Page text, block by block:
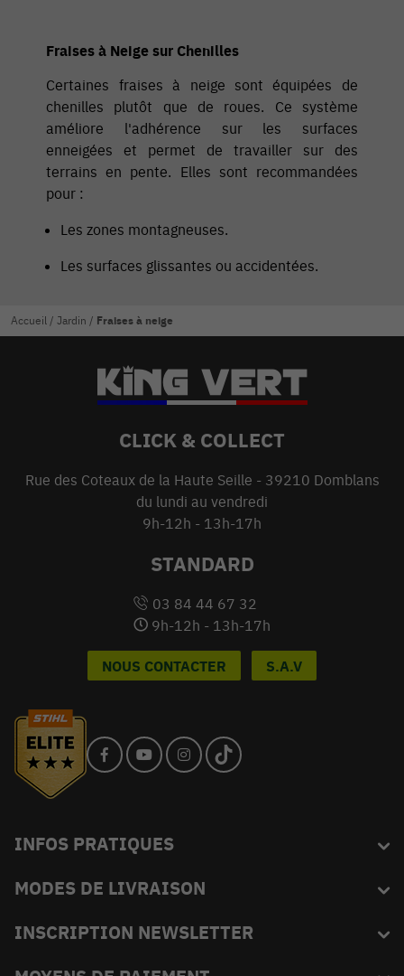
Fraises à Neige sur Chenilles
Certaines fraises à neige sont équipées de
chenilles plutôt que de roues. Ce système
améliore l'adhérence sur les surfaces
enneigées et permet de travailler sur des
terrains en pente. Elles sont recommandées
pour :
Les zones montagneuses.
Les surfaces glissantes ou accidentées.
Accueil / Jardin / Fraises à neige
CLICK & COLLECT
Rue des Coteaux de la Haute Seille - 39210 Domblans
du lundi au vendredi
9h-12h - 13h-17h
STANDARD
03 84 44 67 32
9h-12h - 13h-17h
NOUS CONTACTER S.A.V
INFOS PRATIQUES
L'équipe du King
MODES DE LIVRAISON
INSCRIPTION NEWSLETTER
Abonnez-vous et recevez en exclusivité les bons plans de